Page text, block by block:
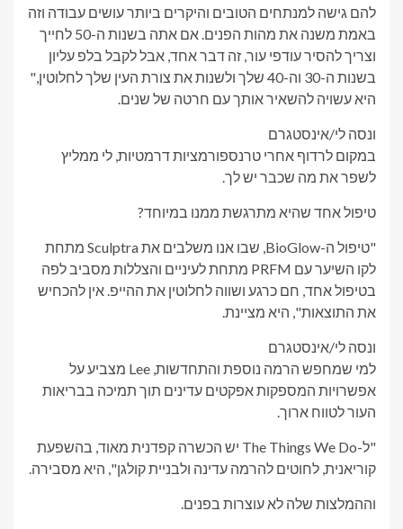
להם גישה למנתחים הטובים והיקרים ביותר עושים עבודה וזה
באמת משנה את מהות הפנים. אם אתה בשנות ה-50 לחייך
וצריך להסיר עודפי עור, זה דבר אחד, אבל לקבל בלפ עליון
בשנות ה-30 וה-40 שלך ולשנות את צורת העין שלך לחלוטין,"
היא עשויה להשאיר אותך עם חרטה של ​​שנים.
ונסה לי/אינסטגרם
במקום לרדוף אחרי טרנספורמציות דרמטיות, לי ממליץ
לשפר את מה שכבר יש לך.
טיפול אחד שהיא מתרגשת ממנו במיוחד?
"טיפול ה-BioGlow, שבו אנו משלבים את Sculptra מתחת
לקו השיער עם PRFM מתחת לעיניים והצללות מסביב לפה
בטיפול אחד, חם כרגע ושווה לחלוטין את ההייפ. אין להכחיש
את התוצאות", היא מציינת.
ונסה לי/אינסטגרם
למי שמחפש הרמה נוספת והתחדשות, Lee מצביע על
אפשרויות המספקות אפקטים עדינים תוך תמיכה בבריאות
העור לטווח ארוך.
"ל-The Things We Do יש הכשרה קפדנית מאוד, בהשפעת
קוריאנית, לחוטים להרמה עדינה ולבניית קולגן", היא מסבירה.
וההמלצות שלה לא עוצרות בפנים.